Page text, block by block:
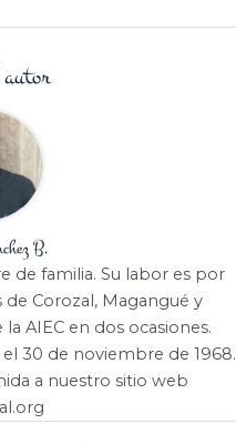
B.
de familia. Su labor es por
de Corozal, Magangué y
AIEC en dos ocasiones.
30 de noviembre de 1968.
a nuestro sitio web